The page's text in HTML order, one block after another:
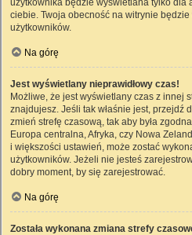
użytkownika będzie wyświetlana tylko dla
ciebie. Twoja obecność na witrynie
użytkowników.
Na górę
Jest wyświetlany nieprawidłowy czas!
Możliwe, że jest wyświetlany czas z innej
znajdujesz. Jeśli tak właśnie jest, przejdź
zmień strefę czasową, tak aby była
Europa centralna, Afryka, czy Nowa
i większości ustawień, może zostać
użytkowników. Jeżeli nie jesteś
dobry moment, by się zarejestrować.
Na górę
Została wykonana zmiana strefy